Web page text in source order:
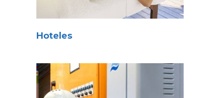
Hoteles